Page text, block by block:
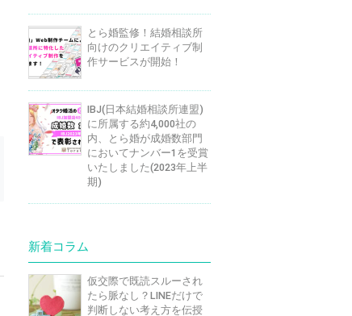
とら婚監修！結婚相談所
向けのクリエイティブ制
作サービスが開始！
IBJ(日本結婚相談所連盟)
に所属する約4,000社の
内、とら婚が成婚数部門
においてナンバー1を受賞
いたしました(2023年上半
期)
新着コラム
仮交際で既読スルーされ
たら脈なし？LINEだけで
判断しない考え方を伝授